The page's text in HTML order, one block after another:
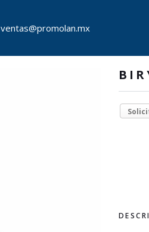
ventas@promolan.mx